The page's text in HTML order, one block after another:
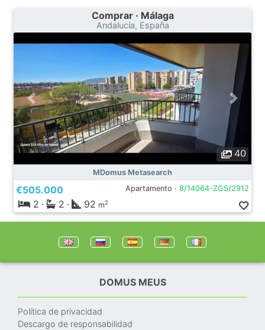
Comprar · Málaga
Andalucía, España
40
MDomus Metasearch
€505.000 Apartamento · 8/14064-ZGS/2912
2 · 2 · 92 m2
DOMUS MEUS
Política de privacidad
Descargo de responsabilidad